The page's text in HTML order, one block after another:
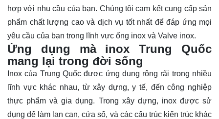
hợp với nhu cầu của bạn. Chúng tôi cam kết cung cấp sản
phẩm chất lượng cao và dịch vụ tốt nhất để đáp ứng mọi
yêu cầu của bạn trong lĩnh vực ống inox và Valve inox.
Ứng dụng mà inox Trung Quốc
mang lại trong đời sống
Inox của Trung Quốc được ứng dụng rộng rãi trong nhiều
lĩnh vực khác nhau, từ xây dựng, y tế, đến công nghiệp
thực phẩm và gia dụng. Trong xây dựng, inox được sử
dụng để làm lan can, cửa sổ, và các cấu trúc kiến trúc khác